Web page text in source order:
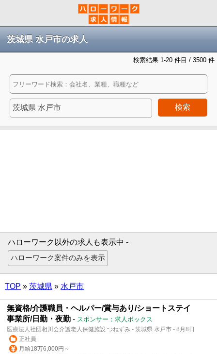
茨城県 水戸市の求人
検索結果 1-20 件目 / 3500 件
検索
ハローワーク以外の求人も表示中 -
TOP » 茨城県 » 水戸市
無資格/介護職員・ヘルパー/賞与あり/ショートステイ
事業所/日勤・夜勤 - スポンサー：求人ボックス
医療法人社団相川会介護老人保健施設 つねずみ - 茨城県 水戸市 - 8月8日
正社員
月給18万6,000円～